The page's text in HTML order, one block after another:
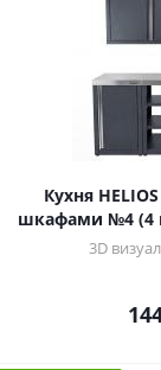
Кухня
шкафами №4 (4
3D